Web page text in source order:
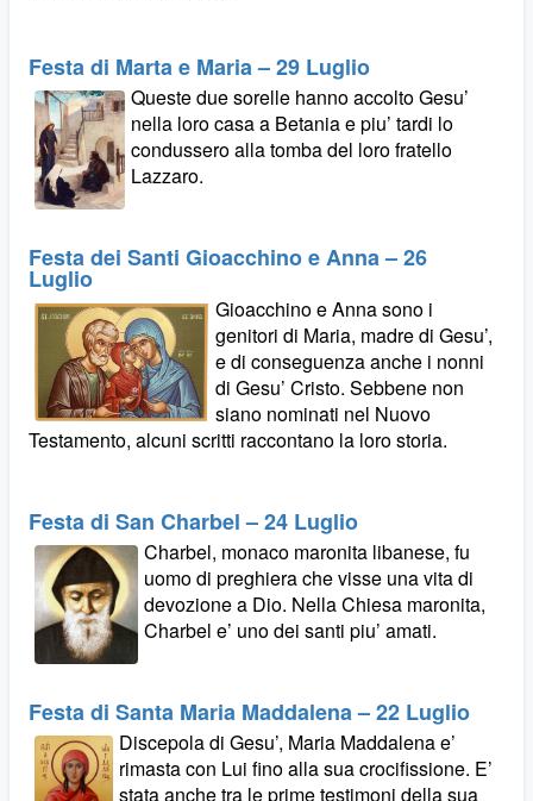
Festa di Marta e Maria – 29 Luglio
Queste due sorelle hanno accolto Gesu’
nella loro casa a Betania e piu’ tardi lo
condussero alla tomba del loro fratello
Lazzaro.
Festa dei Santi Gioacchino e Anna – 26
Luglio
Gioacchino e Anna sono i
genitori di Maria, madre di Gesu’,
e di conseguenza anche i nonni
di Gesu’ Cristo. Sebbene non
siano nominati nel Nuovo
Testamento, alcuni scritti raccontano la loro storia.
Festa di San Charbel – 24 Luglio
Charbel, monaco maronita libanese, fu
uomo di preghiera che visse una vita di
devozione a Dio. Nella Chiesa maronita,
Charbel e’ uno dei santi piu’ amati.
Festa di Santa Maria Maddalena – 22 Luglio
Discepola di Gesu’, Maria Maddalena e’
rimasta con Lui fino alla sua crocifissione. E’
stata anche tra le prime testimoni della sua